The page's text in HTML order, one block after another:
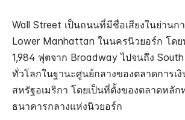
Wall Street เป็นถนนที่มีชื่อเสียงในย่านก
Lower Manhattan ในนครนิวยอร์ก โด
1,984 ฟุตจาก Broadway ไปจนถึง
ทั่วโลกในฐานะศูนย์กลางของตลาดการเ
สหรัฐอเมริกา โดยเป็นที่ตั้งของตลาดหลั
ธนาคารกลางแห่งนิวยอร์ก